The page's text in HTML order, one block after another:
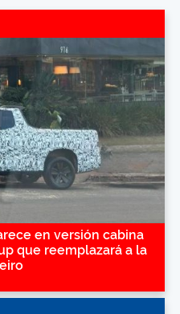
en versión cabina
que reemplazará a la